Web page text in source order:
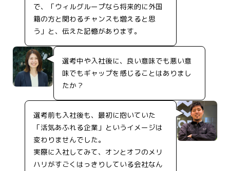
で、「ウィルグループなら将来的に外国
籍の方と関わるチャンスも増えると思
う」と、伝えた記憶があります。
選考中や入社後に、良い意味でも悪い意
味でもギャップを感じることはありまし
たか？
選考前も入社後も、最初に抱いていた
「活気あふれる企業」というイメージは
変わりませんでした。
実際に入社してみて、オンとオフのメリ
ハリがすごくはっきりしている会社なん